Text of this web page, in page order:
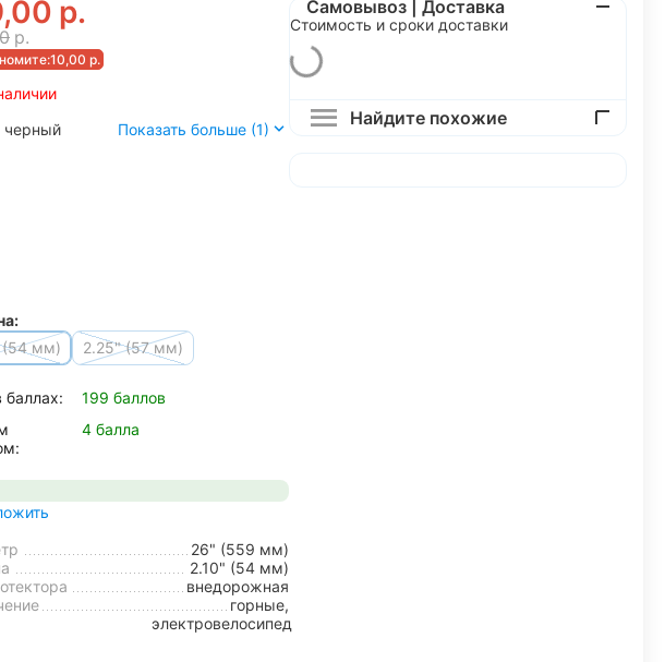
р.
р.
10,00 р.
черный Показать больше (1)
(54 мм)
2.25" (57 мм)
баллах:
199 баллов
4 балла
26" (559 мм)
2.10" (54 мм)
внедорожная
горные,
электровелосипед
Самовывоз | Доставка
Стоимость и сроки доставки
Найдите похожие